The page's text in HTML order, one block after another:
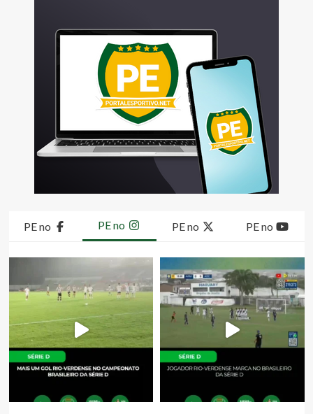
PE no PE no PE no PE no